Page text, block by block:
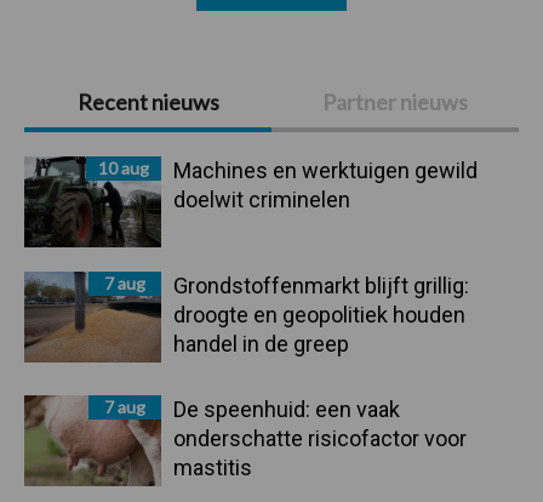
Primaire
Sidebar
Recent nieuws Partner nieuws
10 aug
Machines en werktuigen gewild
doelwit criminelen
7 aug
Grondstoffenmarkt blijft grillig:
droogte en geopolitiek houden
handel in de greep
7 aug
De speenhuid: een vaak
onderschatte risicofactor voor
mastitis